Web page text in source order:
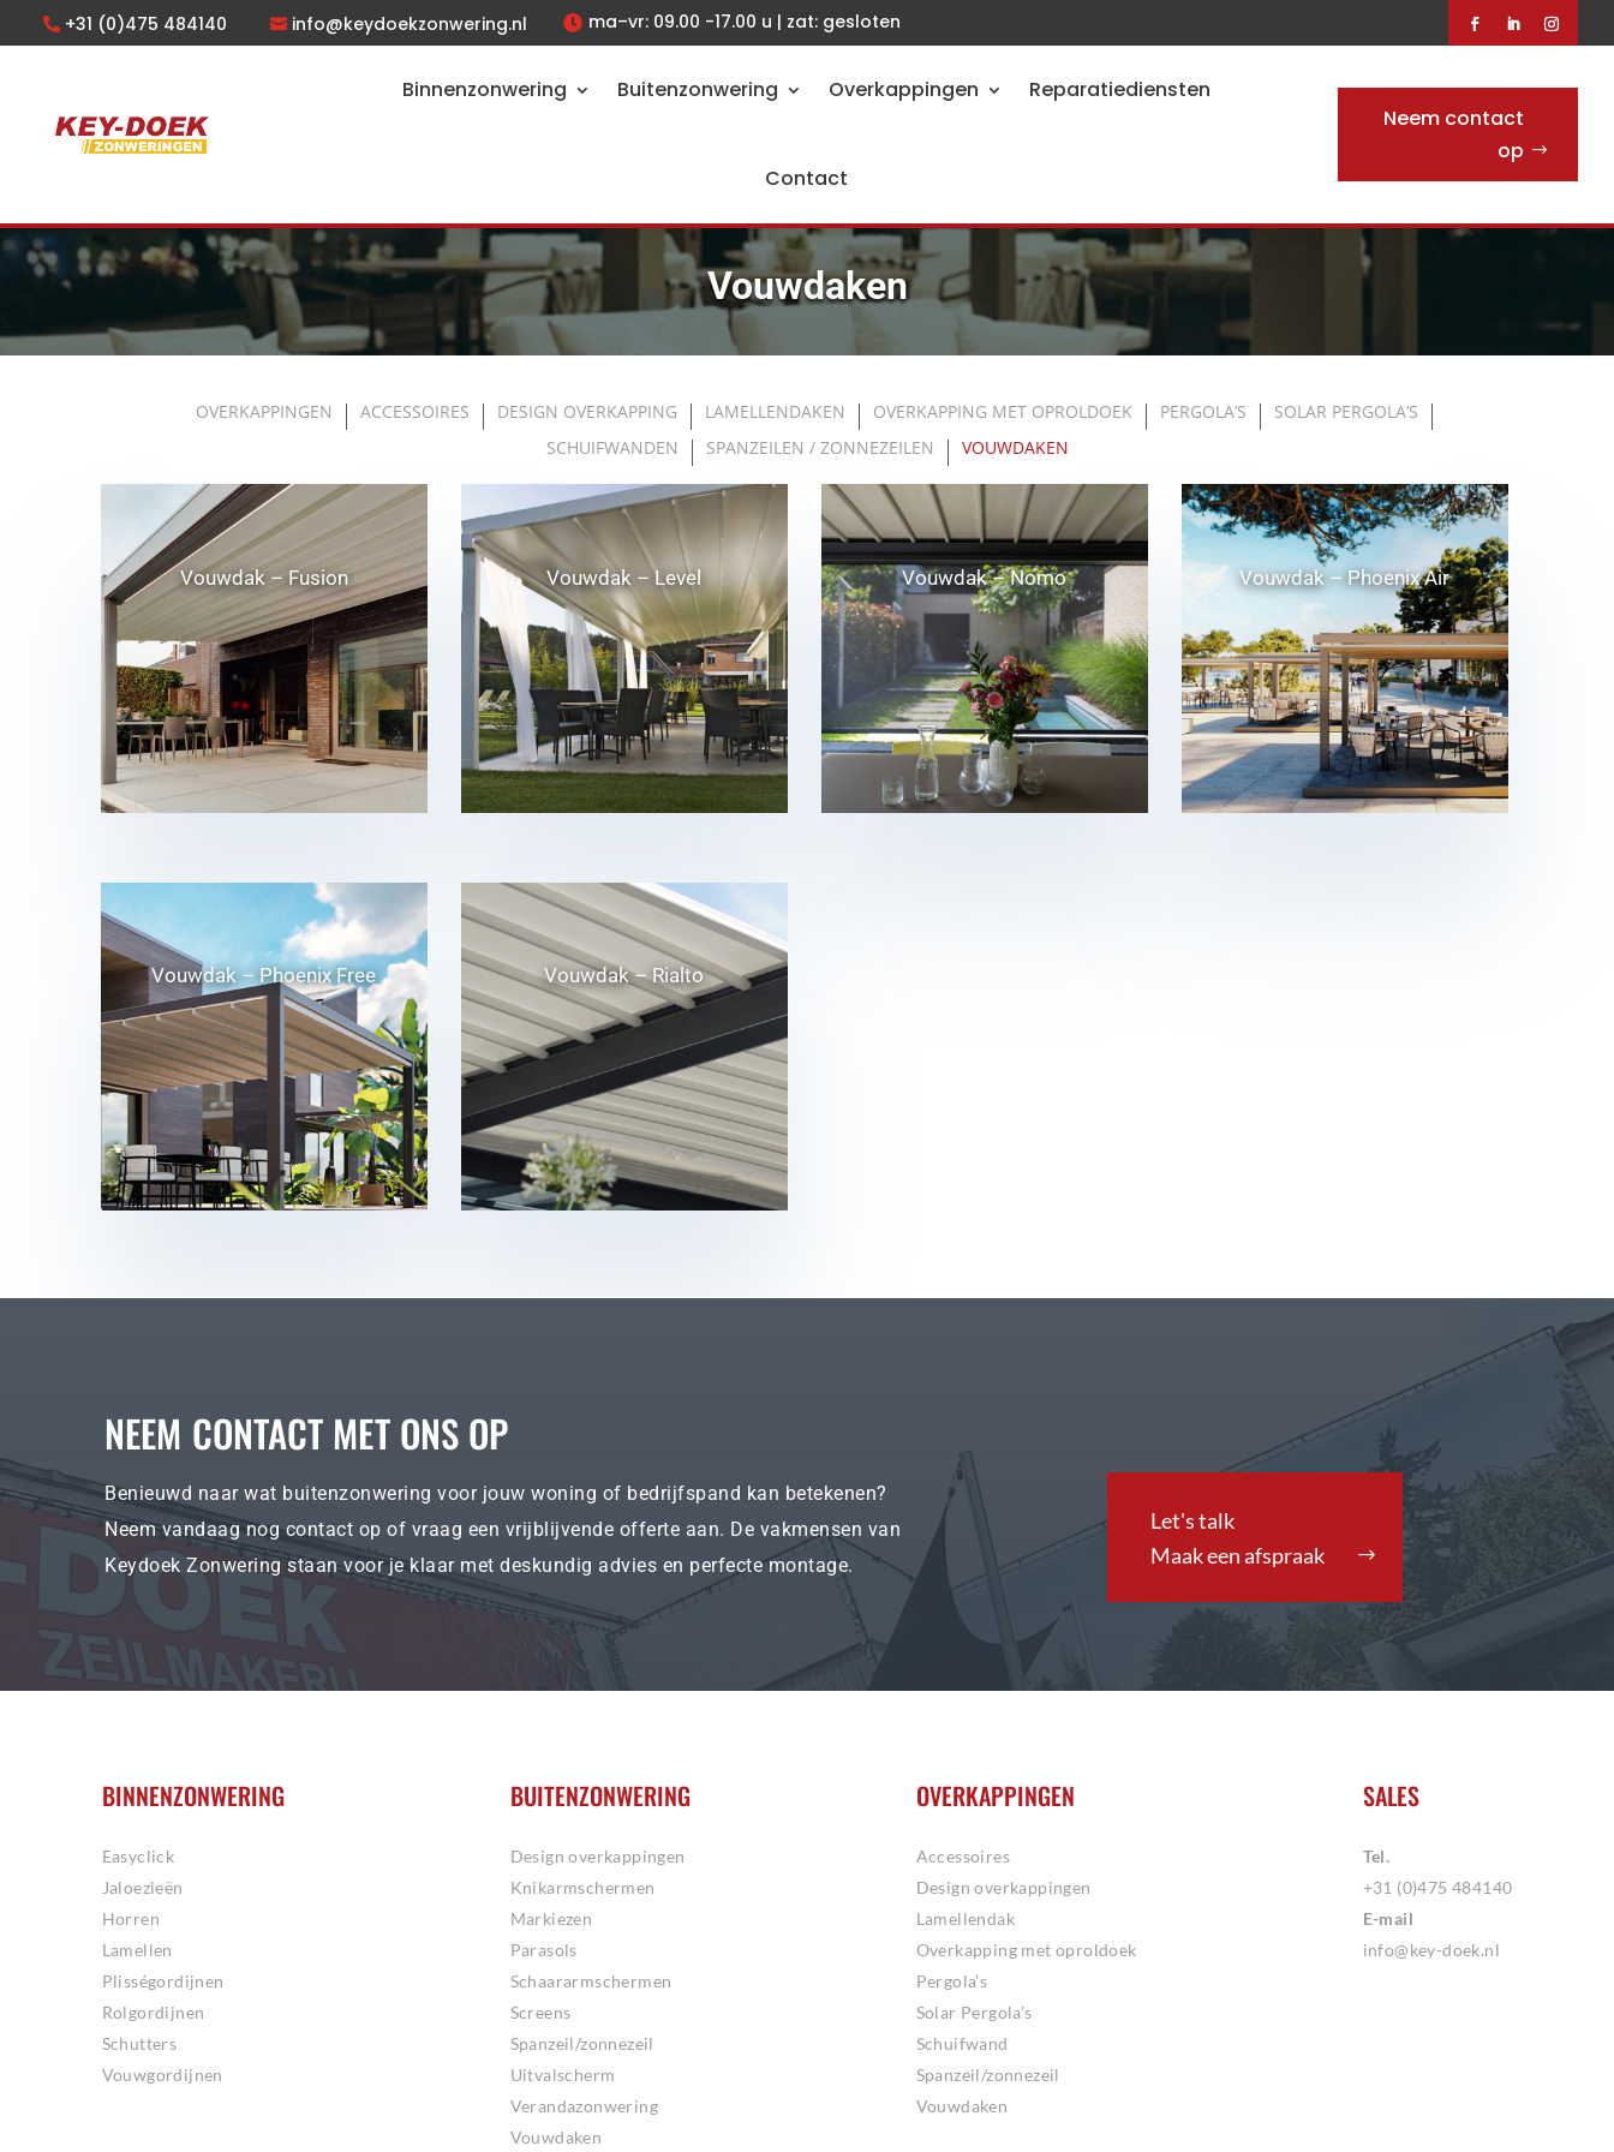
+31 (0)475 484140 info@keydoekzonwering.nl  ma–vr: 09.00 -17.00 u | zat: gesloten
Binnenzonwering Buitenzonwering Overkappingen Reparatiediensten
Contact
Neem contact
op
Vouwdaken
OVERKAPPINGEN ACCESSOIRES DESIGN OVERKAPPING LAMELLENDAKEN OVERKAPPING MET OPROLDOEK PERGOLA’S
SOLAR PERGOLA’S
SCHUIFWANDEN
SPANZEILEN / ZONNEZEILEN VOUWDAKEN
Vouwdak – Fusion Vouwdak – Level Vouwdak – Nomo Vouwdak – Phoenix Air
Vouwdak – Phoenix Free Vouwdak – Rialto
NEEM CONTACT MET ONS OP
Benieuwd naar wat buitenzonwering voor jouw woning of bedrijfspand kan betekenen?
Neem vandaag nog contact op of vraag een vrijblijvende offerte aan. De vakmensen van
Keydoek Zonwering staan voor je klaar met deskundig advies en perfecte montage.
Maak een afspraak
BINNENZONWERING
Easyclick
Jaloezieën
Horren
Lamellen
Plisségordijnen
Rolgordijnen
Schutters
Vouwgordijnen
BUITENZONWERING
Design overkappingen
Knikarmschermen
Markiezen
Parasols
Schaararmschermen
Screens
Spanzeil/zonnezeil
Uitvalscherm
Verandazonwering
Vouwdaken
OVERKAPPINGEN
Accessoires
Design overkappingen
Lamellendak
Overkapping met oproldoek
Pergola’s
Solar Pergola’s
Schuifwand
Spanzeil/zonnezeil
Vouwdaken
SALES
Tel.
+31 (0)475 484140
E-mail
info@key-doek.nl